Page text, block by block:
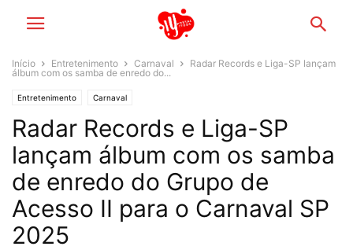
Início Entretenimento Carnaval
Radar Records e Liga-SP lançam
álbum com os samba de enredo do...
Entretenimento Carnaval
Radar Records e Liga-SP
lançam álbum com os samba
de enredo do Grupo de
Acesso II para o Carnaval SP
2025